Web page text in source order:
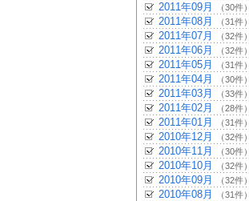
2011年09月 （30件）
2011年08月 （31件）
2011年07月 （32件）
2011年06月 （32件）
2011年05月 （31件）
2011年04月 （30件）
2011年03月 （33件）
2011年02月 （28件）
2011年01月 （31件）
2010年12月 （32件）
2010年11月 （30件）
2010年10月 （32件）
2010年09月 （32件）
2010年08月 （31件）